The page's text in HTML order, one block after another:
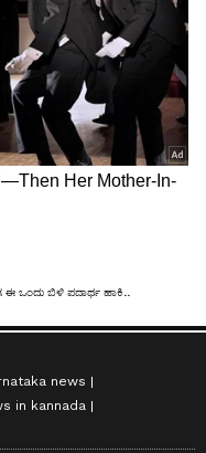
news
in kannada